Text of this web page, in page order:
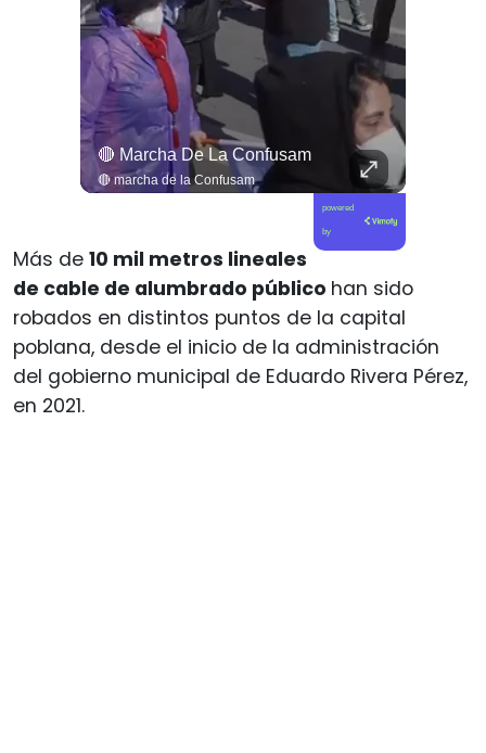
🔴 Marcha De La Confusam
🔴 marcha de la Confusam
powered
by
Más de 10 mil metros lineales
de cable de alumbrado público han sido
robados en distintos puntos de la capital
poblana, desde el inicio de la administración
del gobierno municipal de Eduardo Rivera Pérez,
en 2021.